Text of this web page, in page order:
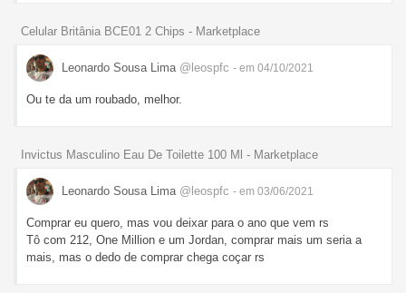
Celular Britânia BCE01 2 Chips - Marketplace
Leonardo Sousa Lima @leospfc - em 04/10/2021
Ou te da um roubado, melhor.
Invictus Masculino Eau De Toilette 100 Ml - Marketplace
Leonardo Sousa Lima @leospfc - em 03/06/2021
Comprar eu quero, mas vou deixar para o ano que vem rs
Tô com 212, One Million e um Jordan, comprar mais um seria a
mais, mas o dedo de comprar chega coçar rs